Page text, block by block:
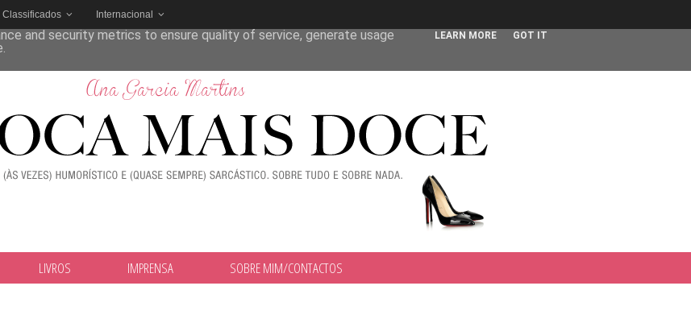
Classificados Internacional
LIVROS IMPRENSA SOBRE MIM/CONTACTOS
its services and to analyze traffic. Your IP address and user-agent
and security metrics to ensure quality of service, generate usage
LEARN MORE GOT IT